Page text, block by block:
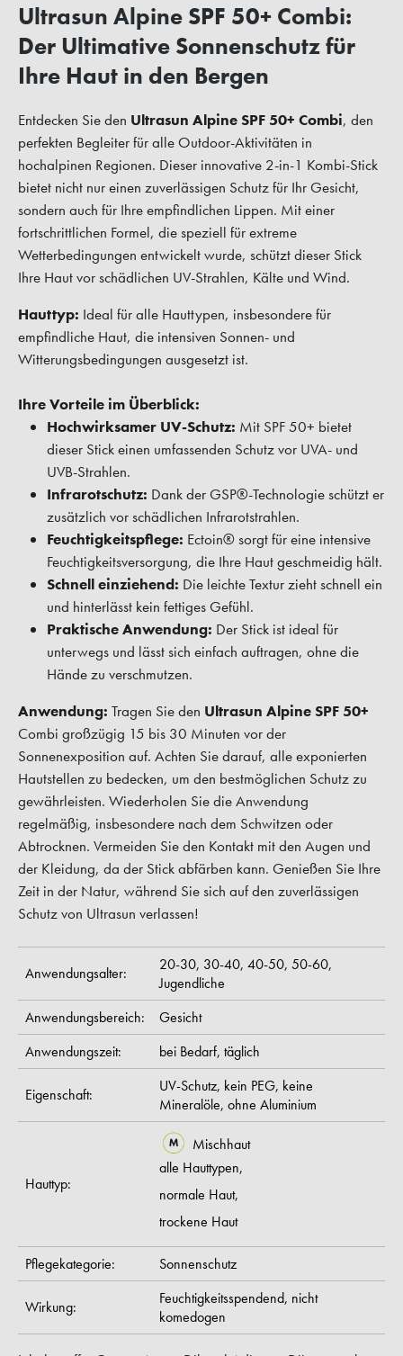
Ultrasun Alpine SPF 50+ Combi:
Der Ultimative Sonnenschutz für
Ihre Haut in den Bergen
Entdecken Sie den Ultrasun Alpine SPF 50+ Combi, den
perfekten Begleiter für alle Outdoor-Aktivitäten in
hochalpinen Regionen. Dieser innovative 2-in-1 Kombi-Stick
bietet nicht nur einen zuverlässigen Schutz für Ihr Gesicht,
sondern auch für Ihre empfindlichen Lippen. Mit einer
fortschrittlichen Formel, die speziell für extreme
Wetterbedingungen entwickelt wurde, schützt dieser Stick
Ihre Haut vor schädlichen UV-Strahlen, Kälte und Wind.
Hauttyp: Ideal für alle Hauttypen, insbesondere für
empfindliche Haut, die intensiven Sonnen- und
Witterungsbedingungen ausgesetzt ist.
Ihre Vorteile im Überblick:
Hochwirksamer UV-Schutz: Mit SPF 50+ bietet
dieser Stick einen umfassenden Schutz vor UVA- und
UVB-Strahlen.
Infrarotschutz: Dank der GSP®-Technologie schützt er
zusätzlich vor schädlichen Infrarotstrahlen.
Feuchtigkeitspflege: Ectoin® sorgt für eine intensive
Feuchtigkeitsversorgung, die Ihre Haut geschmeidig hält.
Schnell einziehend: Die leichte Textur zieht schnell ein
und hinterlässt kein fettiges Gefühl.
Praktische Anwendung: Der Stick ist ideal für
unterwegs und lässt sich einfach auftragen, ohne die
Hände zu verschmutzen.
Anwendung: Tragen Sie den Ultrasun Alpine SPF 50+
Combi großzügig 15 bis 30 Minuten vor der
Sonnenexposition auf. Achten Sie darauf, alle exponierten
Hautstellen zu bedecken, um den bestmöglichen Schutz zu
gewährleisten. Wiederholen Sie die Anwendung
regelmäßig, insbesondere nach dem Schwitzen oder
Abtrocknen. Vermeiden Sie den Kontakt mit den Augen und
der Kleidung, da der Stick abfärben kann. Genießen Sie Ihre
Zeit in der Natur, während Sie sich auf den zuverlässigen
Schutz von Ultrasun verlassen!
Anwendungsalter: 20-30, 30-40, 40-50, 50-60,
Jugendliche
Anwendungsbereich:
Gesicht
Anwendungszeit:
bei Bedarf, täglich
Eigenschaft: UV-Schutz, kein PEG, keine
Mineralöle, ohne Aluminium
Hauttyp:
Mischhaut
alle Hauttypen,
normale Haut,
trockene Haut
Pflegekategorie: Sonnenschutz
Wirkung: Feuchtigkeitsspendend, nicht
komedogen